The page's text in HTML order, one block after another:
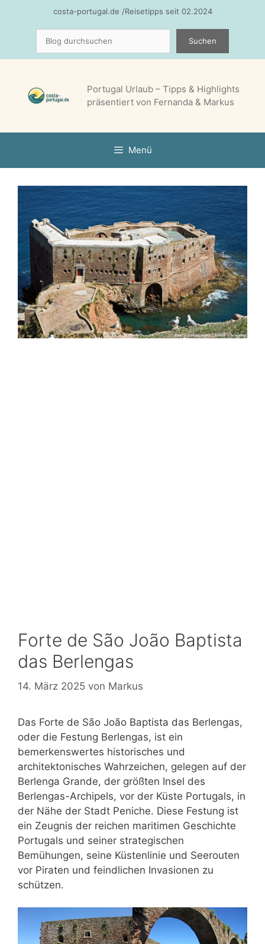
costa-portugal.de /Reisetipps seit 02.2024
Suchen
Portugal Urlaub – Tipps & Highlights
präsentiert von Fernanda & Markus
Menü
Forte de São João Baptista
das Berlengas
14. März 2025 von Markus
Das Forte de São João Baptista das Berlengas,
oder die Festung Berlengas, ist ein
bemerkenswertes historisches und
architektonisches Wahrzeichen, gelegen auf der
Berlenga Grande, der größten Insel des
Berlengas-Archipels, vor der Küste Portugals, in
der Nähe der Stadt Peniche. Diese Festung ist
ein Zeugnis der reichen maritimen Geschichte
Portugals und seiner strategischen
Bemühungen, seine Küstenlinie und Seerouten
vor Piraten und feindlichen Invasionen zu
schützen.